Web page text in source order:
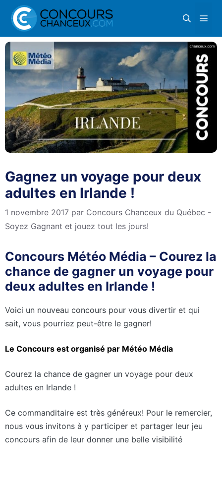
Aller
contenu
Gagnez un voyage pour deux
adultes en Irlande !
1 novembre 2017 par Concours Chanceux du Québec -
Soyez Gagnant et jouez tout les jours!
Concours Météo Média – Courez la
chance de gagner un voyage pour
deux adultes en Irlande !
Voici un nouveau concours pour vous divertir et qui
sait, vous pourriez peut-être le gagner!
Le Concours est organisé par Météo Média
Courez la chance de gagner un voyage pour deux
adultes en Irlande !
Ce commanditaire est très généreux! Pour le remercier,
nous vous invitons à y participer et partager leur jeu
concours afin de leur donner une belle visibilité